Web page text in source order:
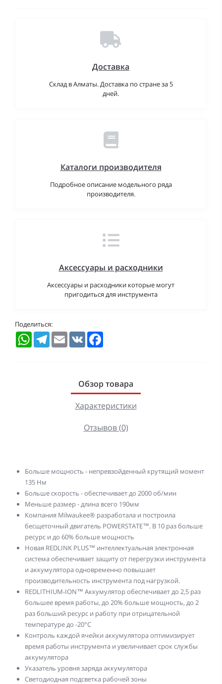
Доставка
Склад в Алматы. Доставка по стране за 5
дней.
Каталоги производителя
Подробное описание модельного ряда
производителя.
Аксессуары и расходники
Аксессуары и расходники которые могут
пригодиться для инструмента
Поделиться:
WhatsAppTelegramEmail VK
Обзор товара
Характеристики
Отзывов (0)
Больше мощность - непревзойденный крутящий момент
135 Нм
Больше скорость - обеспечивает до 2000 об/мин
Меньше размер - длина всего 190мм
Компания Milwaukee® разработала и построила
бесщеточный двигатель POWERSTATE™. В 10 раз больше
ресурс и до 60% больше мощность
Новая REDLINK PLUS™ интеллектуальная электронная
система обеспечивает защиту от перегрузки инструмента
и аккумулятора одновременно повышает
производительность инструмента под нагрузкой.
REDLITHIUM-ION™ Аккумулятор обеспечивает до 2,5 раз
большее время работы, до 20% больше мощность, до 2
раз больший ресурс и работу при отрицательной
температуре до -20°С
Контроль каждой ячейки аккумулятора оптимизирует
время работы инструмента и увеличивает срок службы
аккумулятора
Указатель уровня заряда аккумулятора
Светодиодная подсветка рабочей зоны